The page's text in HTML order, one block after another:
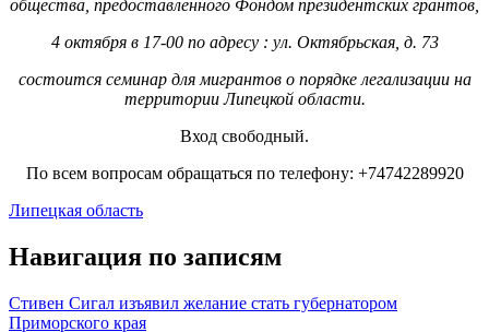
общества, предоставленного Фондом президентских грантов,
4 октября в 17-00 по адресу : ул. Октябрьская, д. 73
состоится семинар для мигрантов о порядке легализации на
территории Липецкой области.
Вход свободный.
По всем вопросам обращаться по телефону: +74742289920
Липецкая область
Навигация по записям
Стивен Сигал изъявил желание стать губернатором
Приморского края